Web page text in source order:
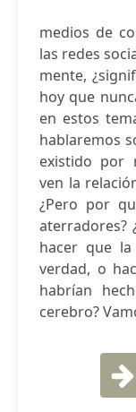
medios de
las redes
mente,
hoy que
en estos
hablaremos
existido por
ven la
¿Pero por
aterradores?
hacer que
verdad, o
habrían
cerebro?